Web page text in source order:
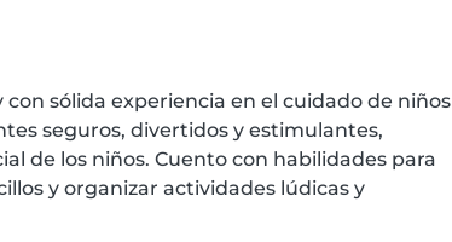
sólida experiencia en el cuidado de niños
seguros, divertidos y estimulantes,
de los niños. Cuento con habilidades para
y organizar actividades lúdicas y